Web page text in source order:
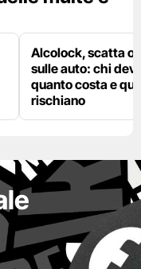
Alcolock, scatta
sulle auto: chi
quanto costa e
rischiano